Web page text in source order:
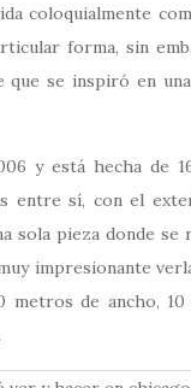
coloquialmente
forma, sin
que se inspiró en
y está hecha de
entre sí, con el
sola pieza donde se
impresionante
metros de ancho,